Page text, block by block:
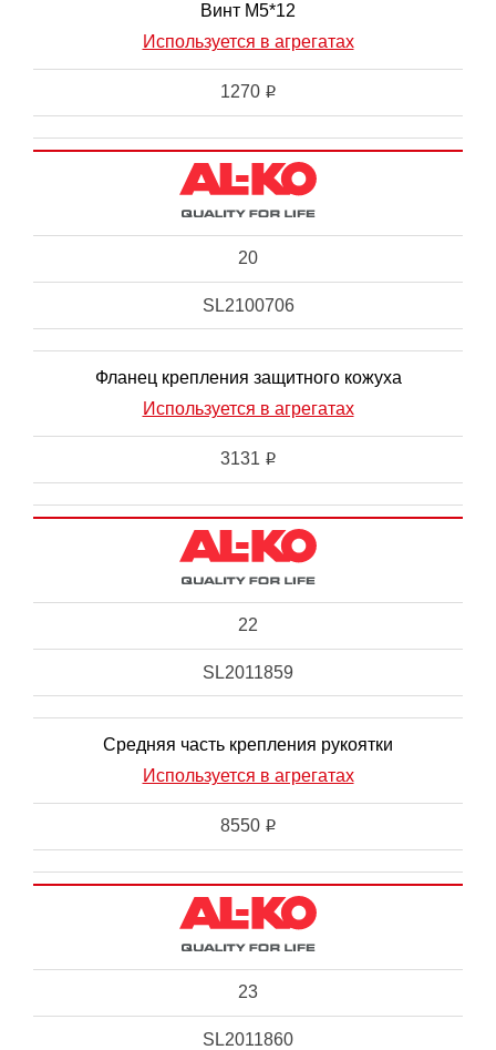
Винт М5*12
Используется в агрегатах
1270 i
20
SL2100706
Фланец крепления защитного кожуха
Используется в агрегатах
3131 i
22
SL2011859
Средняя часть крепления рукоятки
Используется в агрегатах
8550 i
23
SL2011860